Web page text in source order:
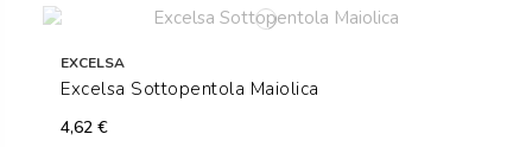
EXCELSA
Excelsa Sottopentola Maiolica
4,62 €